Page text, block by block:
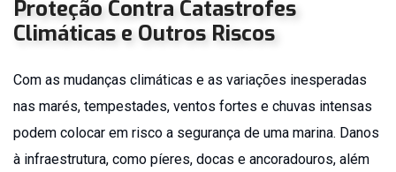
Seguro
Odontológico
Residencial
Seguro
Responsabilidade
Civil
Profissional
Proteção Contra Catastrofes
Climáticas e Outros Riscos
Com as mudanças climáticas e as variações inesperadas
nas marés, tempestades, ventos fortes e chuvas intensas
podem colocar em risco a segurança de uma marina. Danos
à infraestrutura, como píeres, docas e ancoradouros, além